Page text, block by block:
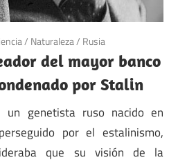
/ Naturaleza/ Rusia
del mayor banco
por Stalin
un genetista ruso nacido en
por el estalinismo,
que su visión de la